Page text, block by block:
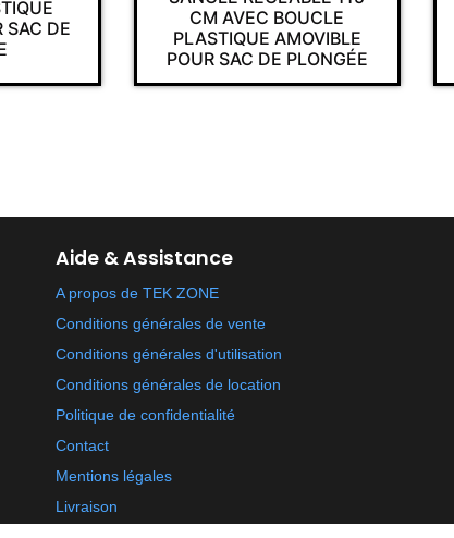
SAC DE
CM AVEC BOUCLE
PLASTIQUE AMOVIBLE
POUR SAC DE PLONGÉE
Aide & Assistance
A propos de TEK ZONE
Conditions générales de vente
Conditions générales d'utilisation
Conditions générales de location
Politique de confidentialité
Contact
Mentions légales
Livraison